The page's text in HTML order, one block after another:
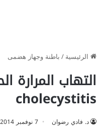
الرئيسية/باطنة وجهاز هضمى
cholecystitis
د. فادي رضوان 7 نوفمبر 2014